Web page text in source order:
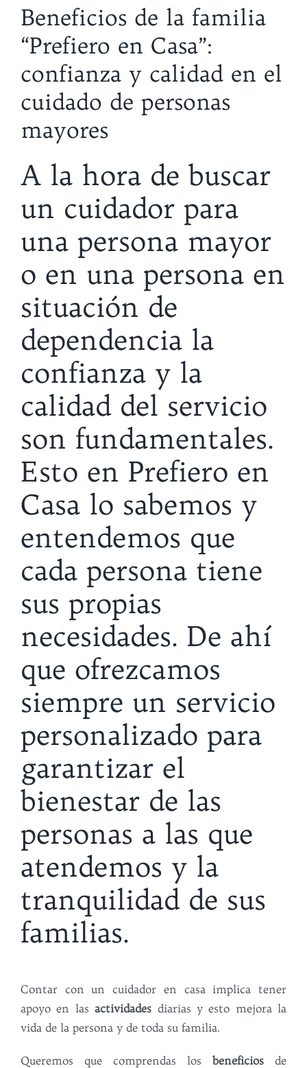
Beneficios de la familia
“Prefiero en Casa”:
confianza y calidad en el
cuidado de personas
mayores
A la hora de buscar
un cuidador para
una persona mayor
o en una persona en
situación de
dependencia la
confianza y la
calidad del servicio
son fundamentales.
Esto en Prefiero en
Casa lo sabemos y
entendemos que
cada persona tiene
sus propias
necesidades. De ahí
que ofrezcamos
siempre un servicio
personalizado para
garantizar el
bienestar de las
personas a las que
atendemos y la
tranquilidad de sus
familias.
Contar con un cuidador en casa implica tener
apoyo en lasactividades diarias y esto mejora la
vida de la persona y de toda su familia.
Queremos que comprendas los beneficios de